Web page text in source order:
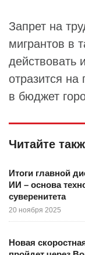
Запрет на
мигрантов в
действовать
отразится на
в бюджет
Читайте
Итоги главной
ИИ – основа
суверенитета
20 ноября 2025
Новая